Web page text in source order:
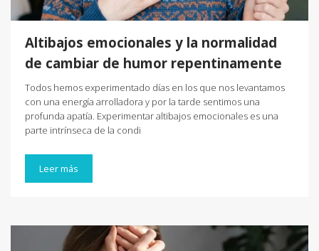
Altibajos emocionales y la normalidad
de cambiar de humor repentinamente
Todos hemos experimentado días en los que nos levantamos
con una energía arrolladora y por la tarde sentimos una
profunda apatía. Experimentar altibajos emocionales es una
parte intrínseca de la condi
Leer más